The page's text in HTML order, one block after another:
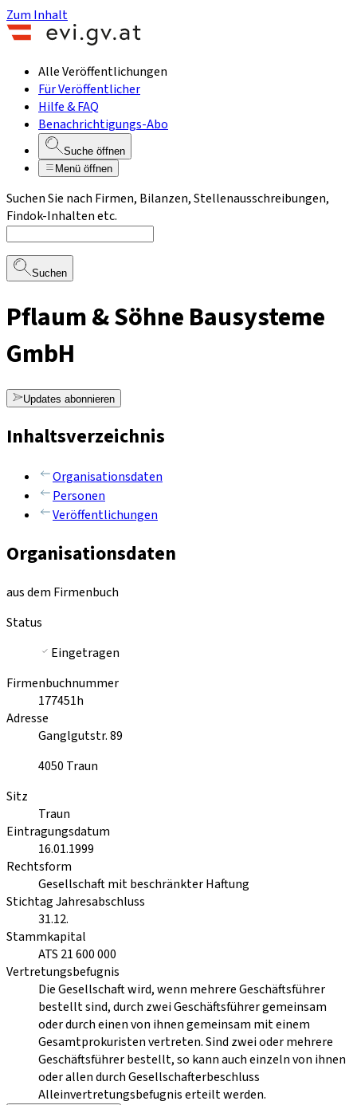
Zum Inhalt
Alle Veröffentlichungen
Für Veröffentlicher
Hilfe & FAQ
Benachrichtigungs-Abo
Suche öffnen
Menü öffnen
Suchen Sie nach Firmen, Bilanzen, Stellenausschreibungen,
Findok-Inhalten etc.
Suchen
Pflaum & Söhne Bausysteme
GmbH
Updates abonnieren
Inhaltsverzeichnis
Organisationsdaten
Personen
Veröffentlichungen
Organisationsdaten
aus dem Firmenbuch
Status
Eingetragen
Firmenbuchnummer
177451h
Adresse
Ganglgutstr. 89
4050 Traun
Sitz
Traun
Eintragungsdatum
16.01.1999
Rechtsform
Gesellschaft mit beschränkter Haftung
Stichtag Jahresabschluss
31.12.
Stammkapital
ATS 21 600 000
Vertretungsbefugnis
Die Gesellschaft wird, wenn mehrere Geschäftsführer
bestellt sind, durch zwei Geschäftsführer gemeinsam
oder durch einen von ihnen gemeinsam mit einem
Gesamtprokuristen vertreten. Sind zwei oder mehrere
Geschäftsführer bestellt, so kann auch einzeln von ihnen
oder allen durch Gesellschafterbeschluss
Alleinvertretungsbefugnis erteilt werden.